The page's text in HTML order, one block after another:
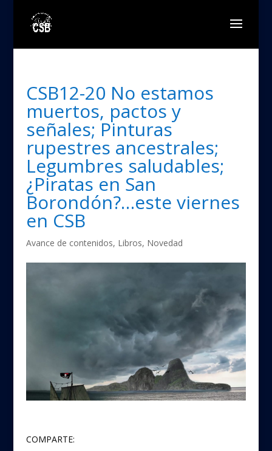
CSB12-20 No estamos
muertos, pactos y
señales; Pinturas
rupestres ancestrales;
Legumbres saludables;
¿Piratas en San
Borondón?…este viernes
en CSB
Avance de contenidos, Libros, Novedad
COMPARTE: